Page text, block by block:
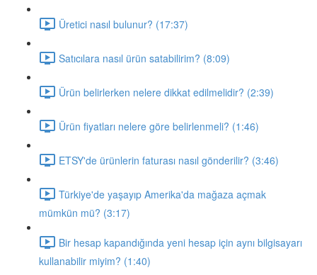
Üretici nasıl bulunur? (17:37)
Satıcılara nasıl ürün satabilirim? (8:09)
Ürün belirlerken nelere dikkat edilmelidir? (2:39)
Ürün fiyatları nelere göre belirlenmeli? (1:46)
ETSY'de ürünlerin faturası nasıl gönderilir? (3:46)
Türkiye'de yaşayıp Amerika'da mağaza açmak
mümkün mü? (3:17)
Bir hesap kapandığında yeni hesap için aynı bilgisayarı
kullanabilir miyim? (1:40)